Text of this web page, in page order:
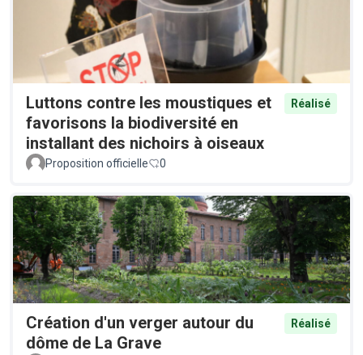
Luttons contre les moustiques et
favorisons la biodiversité en
installant des nichoirs à oiseaux
Réalisé
Proposition officielle 0
Création d'un verger autour du
dôme de La Grave
Réalisé